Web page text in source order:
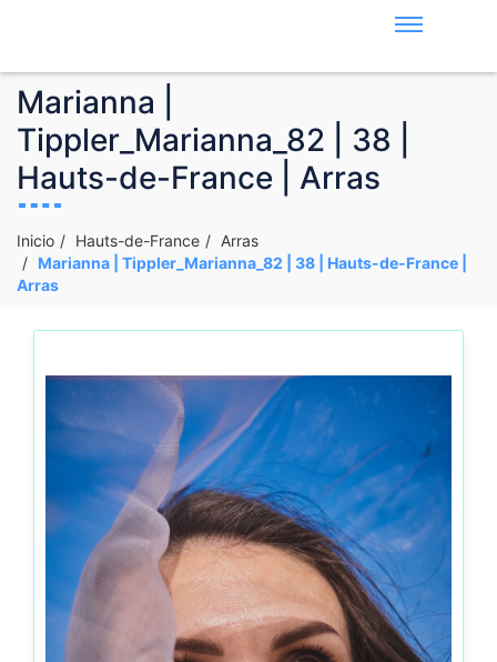
Marianna |
Tippler_Marianna_82 | 38 |
Hauts-de-France | Arras
Inicio Hauts-de-France
Arras
Marianna | Tippler_Marianna_82 | 38 | Hauts-de-France |
Arras